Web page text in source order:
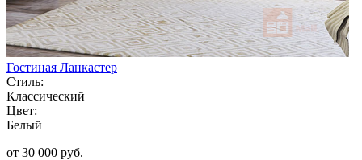
Гостиная Ланкастер
Стиль:
Классический
Цвет:
Белый
от 30 000 руб.